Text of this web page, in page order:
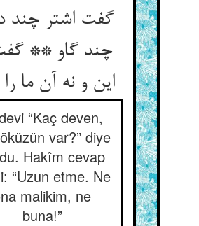
گفت اشتر چند
چند گاو **
این و نه آن ما را
“Kaç deven,
var?” diye
Hakîm cevap
“Uzun etme. Ne
malikim, ne
buna!”